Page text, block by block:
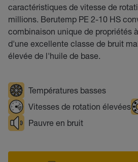
caractéristiques de vitesse de
millions. Berutemp PE 2-10 HS
combinaison unique de propriétés
d'une excellente classe de bruit
élevée de l'huile de base.
Températures basses
Vitesses de rotation élevées
Pauvre en bruit